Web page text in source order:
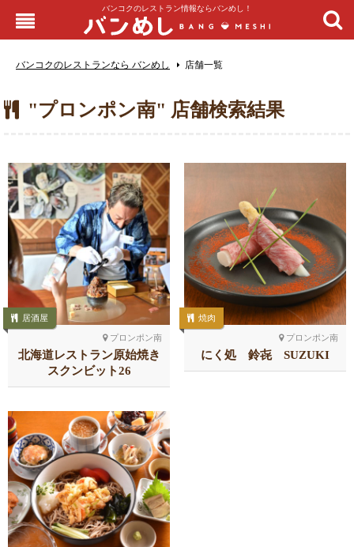
バンコクのレストラン情報ならバンめし！
バンコクのレストランなら バンめし 店舗一覧
"プロンポン南" 店舗検索結果
プロンポン南
居酒屋
北海道レストラン原始焼き
スクンビット26
プロンポン南
焼肉
にく処 鈴㐂 SUZUKI